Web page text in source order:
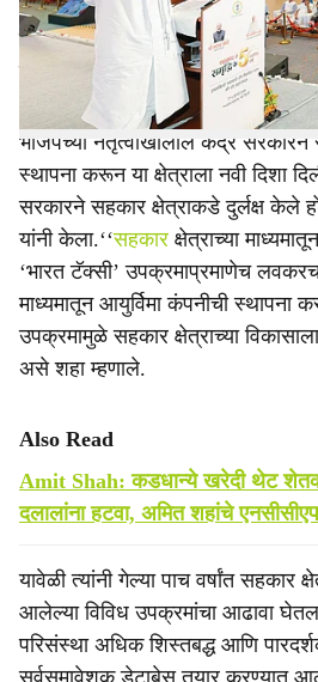
e
अमित शहा यांनी सोमवारी (ता.६) केली.
पाचव्या वर्धापनदिनानिमित्त नवी
बोलत होते.
भाजपच्या नेतृत्वाखालील केंद्र सरकारने
स्थापना करून या क्षेत्राला नवी दिशा
सरकारने सहकार क्षेत्राकडे दुर्लक्ष केले
यांनी केला.‘‘सहकार क्षेत्राच्या
‘भारत टॅक्सी’ उपक्रमाप्रमाणेच लवकरच
माध्यमातून आयुर्विमा कंपनीची स्थापना
उपक्रमामुळे सहकार क्षेत्राच्या
असे शहा म्हणाले.
Also Read
Amit Shah: कडधान्ये खरेदी थेट
दलालांना हटवा, अमित शहांचे
यावेळी त्यांनी गेल्या पाच वर्षांत सहकार
आलेल्या विविध उपक्रमांचा आढावा
परिसंस्था अधिक शिस्तबद्ध आणि
सर्वसमावेशक डेटाबेस तयार करण्यात